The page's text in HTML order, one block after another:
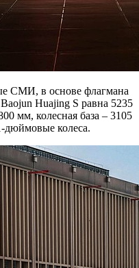
СМИ, в основе флагмана
Huajing S равна 5235
мм, колесная база – 3105
дюймовые колеса.